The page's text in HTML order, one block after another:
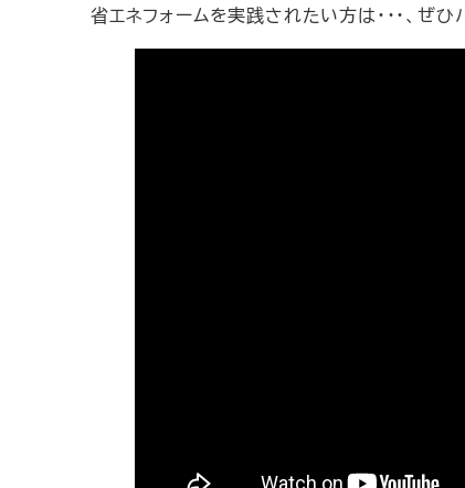
省エネフォームを実践されたい方は・・・、ぜ